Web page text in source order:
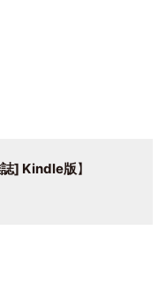
] Kindle版】